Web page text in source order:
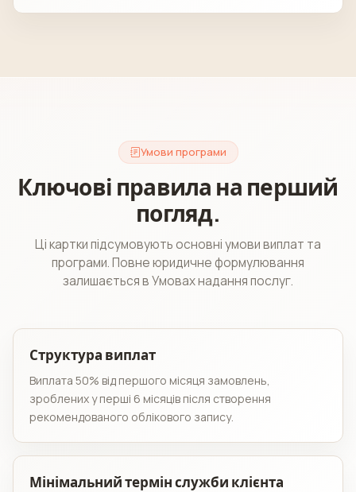
Умови програми
Ключові правила на перший
погляд.
Ці картки підсумовують основні умови виплат та
програми. Повне юридичне формулювання
залишається в Умовах надання послуг.
Структура виплат
Виплата 50% від першого місяця замовлень,
зроблених у перші 6 місяців після створення
рекомендованого облікового запису.
Мінімальний термін служби клієнта